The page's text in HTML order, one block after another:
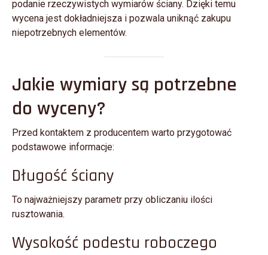
podanie rzeczywistych wymiarów ściany. Dzięki temu
wycena jest dokładniejsza i pozwala uniknąć zakupu
niepotrzebnych elementów.
Jakie wymiary są potrzebne
do wyceny?
Przed kontaktem z producentem warto przygotować
podstawowe informacje:
Długość ściany
To najważniejszy parametr przy obliczaniu ilości
rusztowania.
Wysokość podestu roboczego